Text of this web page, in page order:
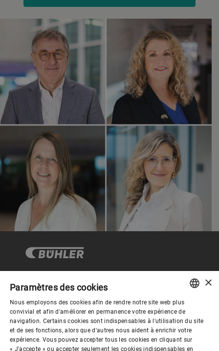
Mieux nous connaitre
ENGLISH
SPANISH
GERMAN
×
Paramètres des cookies
Nous employons des cookies afin de rendre notre site web plus
convivial et afin d'améliorer en permanence votre expérience de
navigation. Certains cookies sont indispensables à l'utilisation du site
et de ses fonctions, alors que d'autres nous aident à enrichir votre
expérience. Vous pouvez accepter tous les cookies en cliquant sur
« J'accepte » ou accepter seulement les cookies indispensables en